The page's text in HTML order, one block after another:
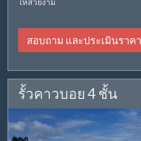
สอบถาม และประเมินราคา
รั้วคาวบอย 4 ชั้น